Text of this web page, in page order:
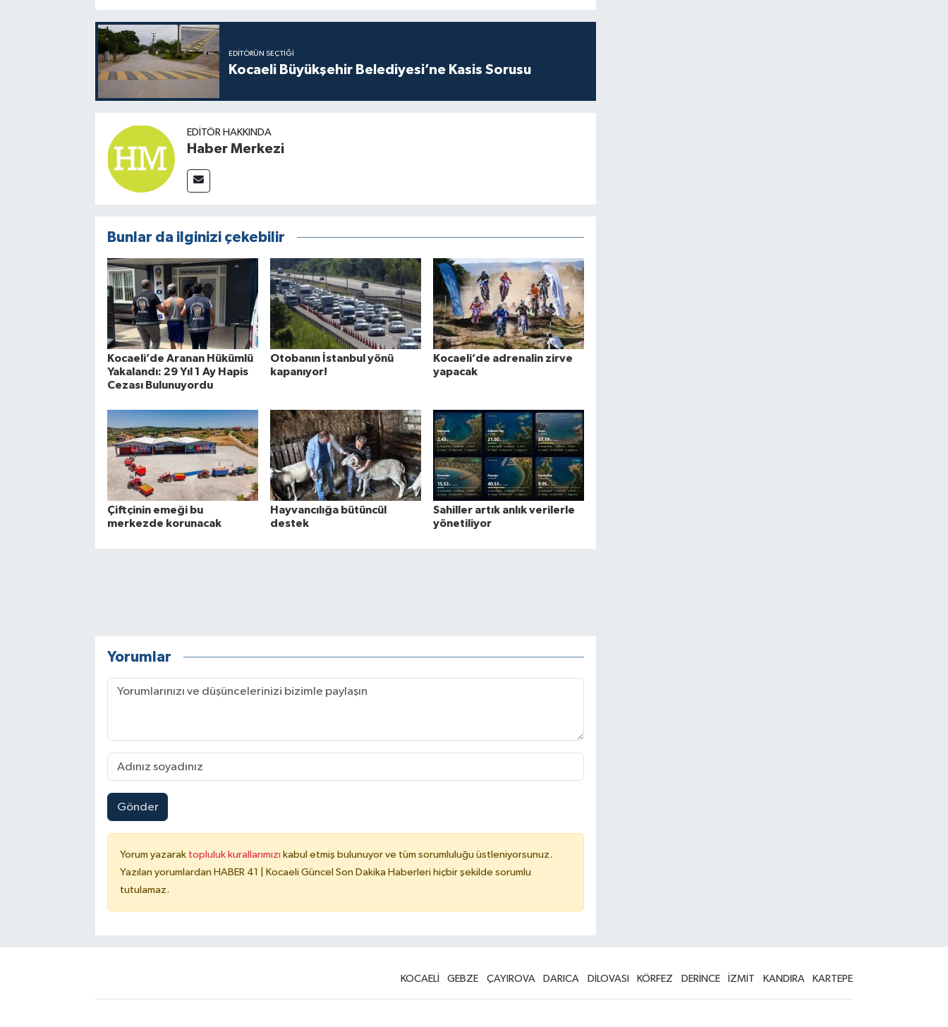
EDITÖRÜN SEÇTIĞI
Kocaeli Büyükşehir Belediyesi’ne Kasis Sorusu
EDITÖR HAKKINDA
Haber Merkezi
Bunlar da ilginizi çekebilir
Kocaeli’de Aranan Hükümlü
Yakalandı: 29 Yıl 1 Ay Hapis
Cezası Bulunuyordu
Otobanın İstanbul yönü
kapanıyor!
Kocaeli’de adrenalin zirve
yapacak
Çiftçinin emeği bu
merkezde korunacak
Hayvancılığa bütüncül
destek
Sahiller artık anlık verilerle
yönetiliyor
Yorumlar
Gönder
Yorum yazarak topluluk kurallarımızı kabul etmiş bulunuyor ve tüm sorumluluğu üstleniyorsunuz.
Yazılan yorumlardan HABER 41 | Kocaeli Güncel Son Dakika Haberleri hiçbir şekilde sorumlu
tutulamaz.
KOCAELİ GEBZE ÇAYIROVA DARICA DİLOVASI KÖRFEZ DERİNCE İZMİT KANDIRA KARTEPE